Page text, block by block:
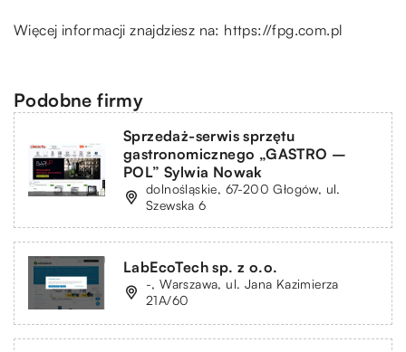
Więcej informacji znajdziesz na: https://fpg.com.pl
Podobne firmy
Sprzedaż-serwis sprzętu
gastronomicznego „GASTRO –
POL” Sylwia Nowak
dolnośląskie, 67-200 Głogów, ul.
Szewska 6
LabEcoTech sp. z o.o.
-, Warszawa, ul. Jana Kazimierza
21A/60